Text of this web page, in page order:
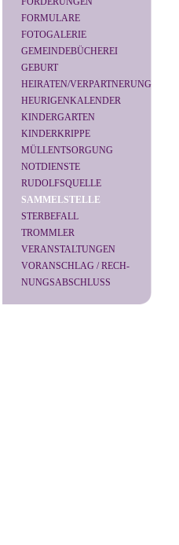
FORMULARE
FOTOGALERIE
GEMEINDEBÜCHEREI
GEBURT
HEIRATEN/VERPARTNERUNG
HEURIGENKALENDER
KINDERGARTEN
KINDERKRIPPE
MÜLLENTSORGUNG
NOTDIENSTE
RUDOLFSQUELLE
SAMMELSTELLE
STERBEFALL
TROMMLER
VERANSTALTUNGEN
VORANSCHLAG / RECH-
NUNGSABSCHLUSS